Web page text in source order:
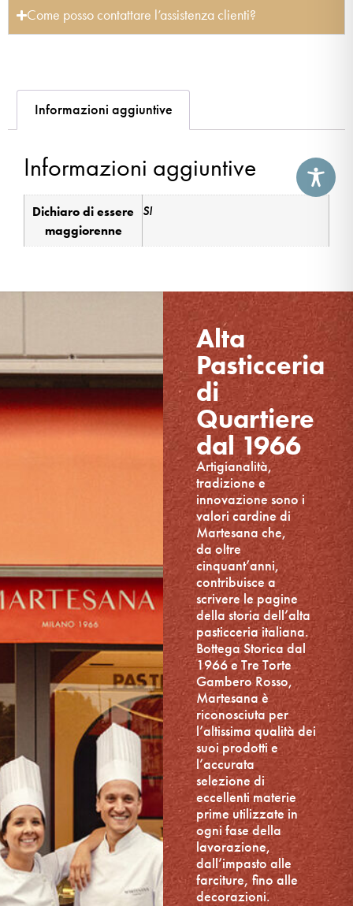
Come posso contattare l’assistenza clienti?
Informazioni aggiuntive
Informazioni aggiuntive
Dichiaro di essere
maggiorenne
SI
Alta
Pasticceria
di
Quartiere
dal 1966
Artigianalità,
tradizione e
innovazione sono i
valori cardine di
Martesana che,
da oltre
cinquant’anni,
contribuisce a
scrivere le pagine
della storia dell’alta
pasticceria italiana.
Bottega Storica dal
1966 e Tre Torte
Gambero Rosso,
Martesana è
riconosciuta per
l’altissima qualità dei
suoi prodotti e
l’accurata
selezione di
eccellenti materie
prime utilizzate in
ogni fase della
lavorazione,
dall’impasto alle
farciture, fino alle
decorazioni.